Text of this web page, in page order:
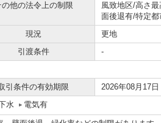
の他の法令上の制限
風致地区/高さ
面後退有/特定
現況
更地
引渡条件
-
引条件の有効期限
2026年08月17日
水 電気有